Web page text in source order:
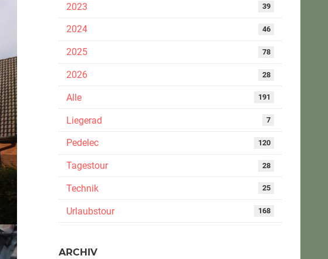
2023 39
2024 46
2025 78
2026 28
Alle 191
Liegerad 7
Pedelec 120
Tagestour 28
Technik 25
Urlaubstour 168
ARCHIV